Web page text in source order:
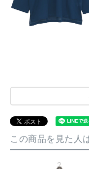
この商品を見た人